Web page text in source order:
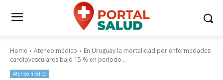
Home Ateneo médico
En Uruguay la mortalidad por enfermedades
cardiovasculares bajó 15 % en período...
Ateneo médico